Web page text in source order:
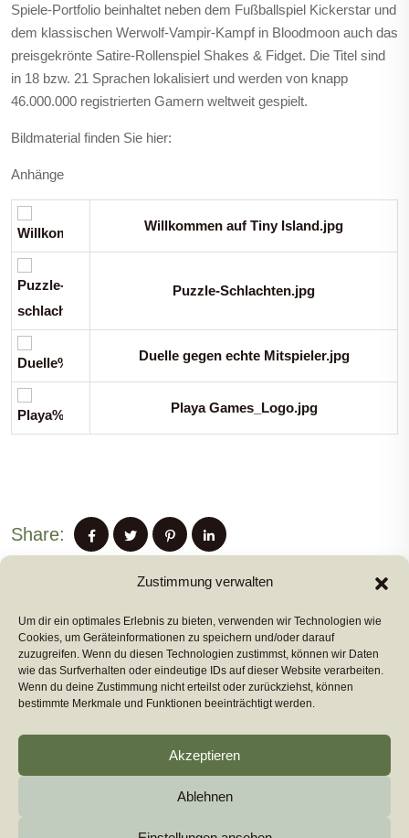
Zustimmung verwalten
Um dir ein optimales Erlebnis zu bieten, verwenden wir Technologien wie
Cookies, um Geräteinformationen zu speichern und/oder darauf
zuzugreifen. Wenn du diesen Technologien zustimmst, können wir Daten
wie das Surfverhalten oder eindeutige IDs auf dieser Website verarbeiten.
Wenn du deine Zustimmung nicht erteilst oder zurückziehst, können
bestimmte Merkmale und Funktionen beeinträchtigt werden.
Akzeptieren
Ablehnen
Spiele-Portfolio beinhaltet neben dem Fußballspiel Kickerstar und
dem klassischen Werwolf-Vampir-Kampf in Bloodmoon auch das
preisgekrönte Satire-Rollenspiel Shakes & Fidget. Die Titel sind
in 18 bzw. 21 Sprachen lokalisiert und werden von knapp
46.000.000 registrierten Gamern weltweit gespielt.
Bildmaterial finden Sie hier:
Anhänge
Willkommen auf Tiny Island.jpg
Puzzle-Schlachten.jpg
Duelle gegen echte Mitspieler.jpg
Playa Games_Logo.jpg
Share:
PREVIUS POST
NEXT POST
euromarcomAll Rights Reserved by